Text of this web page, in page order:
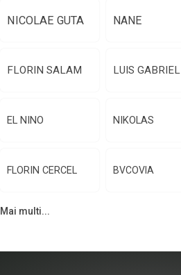
NICOLAE GUTA NANE
FLORIN SALAM LUIS GABRIEL
EL NINO NIKOLAS
FLORIN CERCEL BVCOVIA
Mai multi...